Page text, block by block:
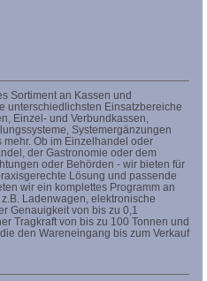
Sortiment an Kassen und
unterschiedlichsten Einsatzbereiche
Einzel- und Verbundkassen,
Systemergänzungen
Ob im Einzelhandel oder
der Gastronomie oder dem
oder Behörden - wir bieten für
Lösung und passende
wir ein komplettes Programm an
Ladenwagen, elektronische
Genauigkeit von bis zu 0,1
Tragkraft von bis zu 100 Tonnen und
den Wareneingang bis zum Verkauf